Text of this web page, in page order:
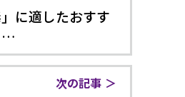
」に適したおすす
…
次の記事